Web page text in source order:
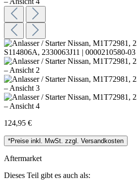
124,95 €
*Preise inkl. MwSt. zzgl. Versandkosten
Aftermarket
Dieses Teil gibt es auch als: